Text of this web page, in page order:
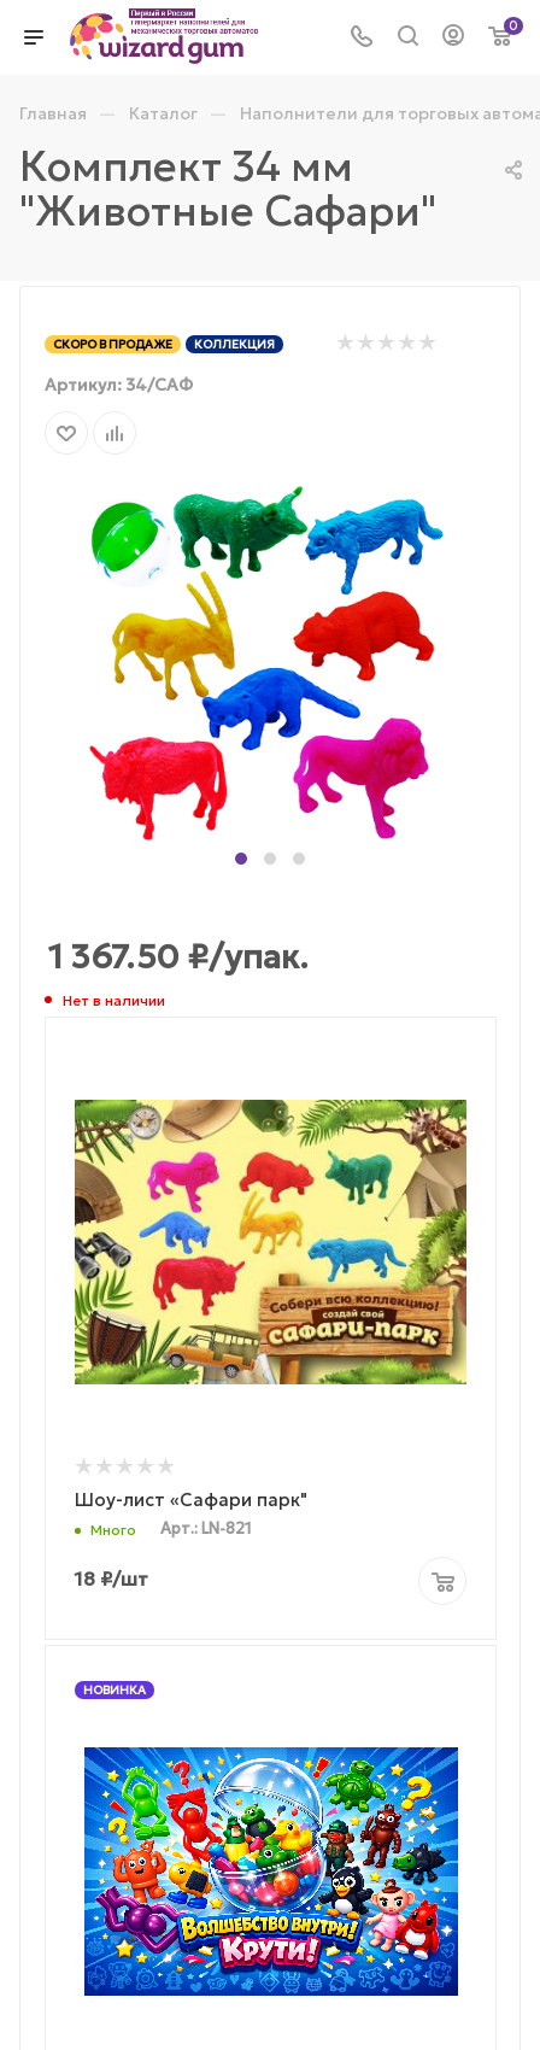
0
Главная — Каталог — Наполнители для торговых
Комплект 34 мм
"Животные Сафари"
СКОРО В ПРОДАЖЕ КОЛЛЕКЦИЯ
Артикул: 34/САФ
1 367.50 ₽/упак.
Нет в наличии
Шоу-лист «Сафари парк"
Много Арт.: LN-821
18 ₽/шт
НОВИНКА